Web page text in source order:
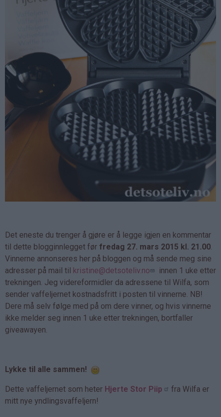
Det eneste du trenger å gjøre er å legge igjen en kommentar
til dette blogginnlegget før fredag 27. mars 2015 kl. 21.00.
Vinnerne annonseres her på bloggen og må sende meg sine
adresser på mail til kristine@detsoteliv.no
innen 1 uke etter
trekningen. Jeg videreformidler da adressene til Wilfa, som
sender vaffeljernet kostnadsfritt i posten til vinnerne. NB!
Dere må selv følge med på om dere vinner, og hvis vinnerne
ikke melder seg innen 1 uke etter trekningen, bortfaller
giveawayen.
Lykke til alle sammen!
Dette vaffeljernet som heter Hjerte Stor Piip
fra Wilfa er
mitt nye yndlingsvaffeljern!